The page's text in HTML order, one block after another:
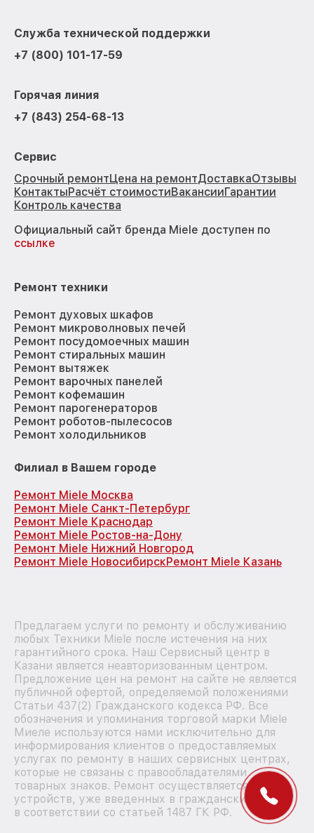
Служба технической поддержки
+7 (800) 101-17-59
Горячая линия
+7 (843) 254-68-13
Сервис
Срочный ремонтЦена на ремонтДоставкаОтзывы
КонтактыРасчёт стоимостиВакансииГарантии
Контроль качества
Официальный сайт бренда Miele доступен по
ссылке
Ремонт техники
Ремонт духовых шкафов
Ремонт микроволновых печей
Ремонт посудомоечных машин
Ремонт стиральных машин
Ремонт вытяжек
Ремонт варочных панелей
Ремонт кофемашин
Ремонт парогенераторов
Ремонт роботов-пылесосов
Ремонт холодильников
Филиал в Вашем городе
Ремонт Miele Москва
Ремонт Miele Санкт-Петербург
Ремонт Miele Краснодар
Ремонт Miele Ростов-на-Дону
Ремонт Miele Нижний Новгород
Ремонт Miele НовосибирскРемонт Miele Казань
Предлагаем услуги по ремонту и обслуживанию
любых Техники Miele после истечения на них
гарантийного срока. Наш Сервисный центр в
Казани является неавторизованным центром.
Предложение цен на ремонт на сайте не является
публичной офертой, определяемой положениями
Статьи 437(2) Гражданского кодекса РФ. Все
обозначения и упоминания торговой марки Miele
Миеле используются нами исключительно для
информирования клиентов о предоставляемых
услугах по ремонту в наших сервисных центрах,
которые не связаны с правообладателями
товарных знаков. Ремонт осуществляется для
устройств, уже введенных в гражданский оборот
в соответствии со статьей 1487 ГК РФ.